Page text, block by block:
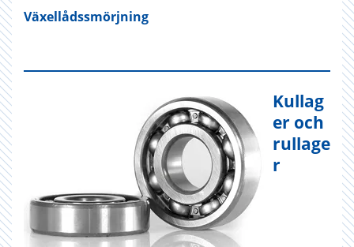
Växellådssmörjning
Kullag
er och
rullage
r